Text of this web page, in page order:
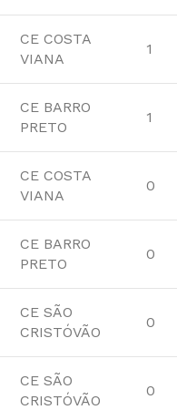
CE COSTA
VIANA
1
CE BARRO
PRETO
1
CE COSTA
VIANA
0
CE BARRO
PRETO
0
CE SÃO
CRISTÓVÃO
0
CE SÃO
CRISTÓVÃO
0